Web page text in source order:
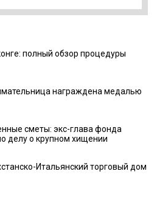
полный обзор процедуры
награждена медалью
сметы: экс-глава фонда
делу о крупном хищении
Итальянский торговый дом